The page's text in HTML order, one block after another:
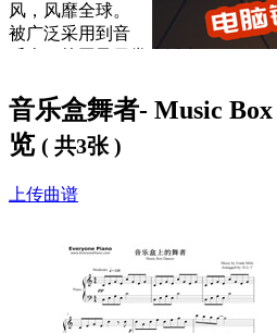
风，风靡全球。
被广泛采用到音
《音乐盒舞者 》 是一首给人以轻
着这首音乐，随着钢琴音符的跳
境，眼前好似五彩缤纷的童话世界
戏。
音乐盒舞者- Music
览 ( 共3张 )
上传曲谱